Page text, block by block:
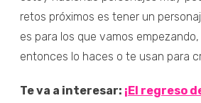
retos próximos es tener un
es para los que vamos
entonces lo haces o te usan para
Te va a interesar: ¡El regreso